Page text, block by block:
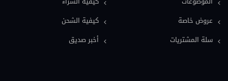
معاجم قانونية (11)
فلسفة قانون (9)
كيفية الشحن
أخبر صديق
عروض خاصة
سلة المشتريات